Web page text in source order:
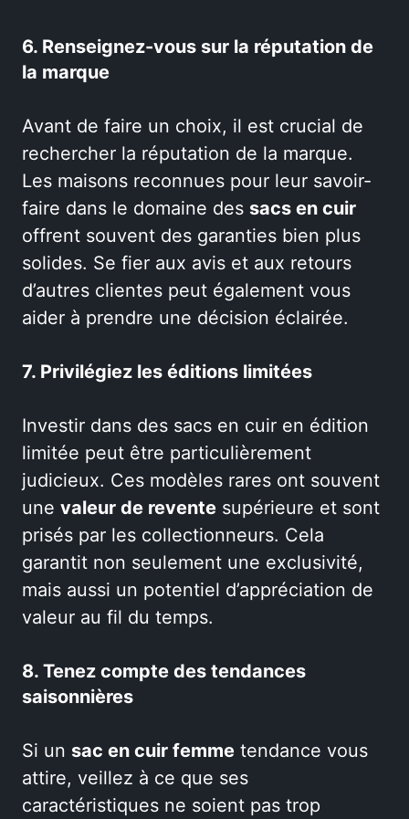
6. Renseignez-vous sur la réputation de
la marque
Avant de faire un choix, il est crucial de
rechercher la réputation de la marque.
Les maisons reconnues pour leur savoir-
faire dans le domaine des sacs en cuir
offrent souvent des garanties bien plus
solides. Se fier aux avis et aux retours
d’autres clientes peut également vous
aider à prendre une décision éclairée.
7. Privilégiez les éditions limitées
Investir dans des sacs en cuir en édition
limitée peut être particulièrement
judicieux. Ces modèles rares ont souvent
une valeur de revente supérieure et sont
prisés par les collectionneurs. Cela
garantit non seulement une exclusivité,
mais aussi un potentiel d’appréciation de
valeur au fil du temps.
8. Tenez compte des tendances
saisonnières
Si un sac en cuir femme tendance vous
attire, veillez à ce que ses
caractéristiques ne soient pas trop